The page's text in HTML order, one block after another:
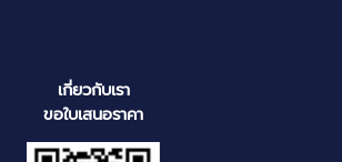
เกี่ยวกับเรา
ขอใบเสนอราคา